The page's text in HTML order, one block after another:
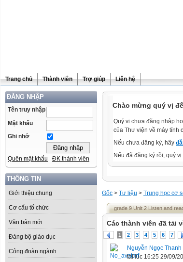
Trang chủ Thành viên Trợ giúp Liên hệ
ĐĂNG NHẬP
Tên truy nhập
Mật khẩu
Ghi nhớ
Quên mật khẩu ĐK thành viên
THÔNG TIN
Giới thiệu chung
Cơ cấu tổ chức
Văn bản mới
Đảng bộ giáo dục
Công đoàn ngành
Chào mừng quý vị
Quý vị chưa đăng nhập
của Thư viện về máy tính
Nếu chưa đăng ký, hãy
Nếu đã đăng ký rồi, quý
Gốc > Tư liệu > Trung học cơ
grade 9 Unit 2 Listen and
Các thành viên đã tải
1 2 3 4 5 6 7
Nguyễn Ngọc Thanh
tải lúc 16:25 29/09/